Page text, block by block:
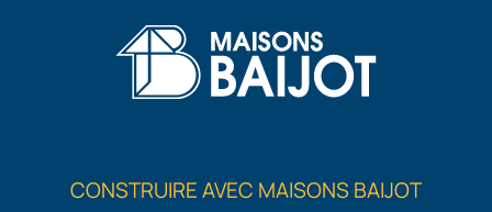
CONSTRUIRE AVEC MAISONS BAIJOT